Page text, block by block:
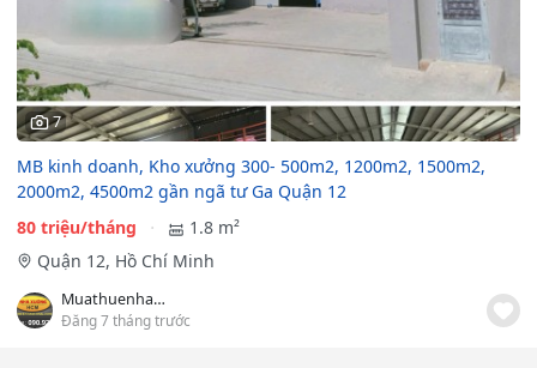
7
MB kinh doanh, Kho xưởng 300- 500m2, 1200m2, 1500m2,
2000m2, 4500m2 gần ngã tư Ga Quận 12
80 triệu/tháng
1.8 m²
Quận 12, Hồ Chí Minh
Muathuenhaxuong.com.vn
Đăng 7 tháng trước